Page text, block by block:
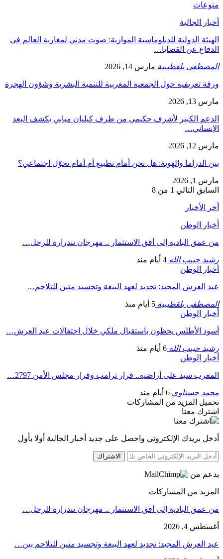
منوعات
أخبار الجالية
الهيئة الدولية للدبلوماسية الموازية: صوت مدني لمغاربة العالم في
الدفاع عن القضايا…
المصطفى بلقطيبية مارس 14, 2026
ورقة تعريفية حول الجمعية المغربية للتنمية البشرية وشؤون الهجرة
مارس 13, 2026
الدعم الكبير لأشرف حكيمي من طرف كيليان مبابي يكشف البعد
الإنساني…
مارس 12, 2026
بين الدراما والهوية: هل نحن أمام تطبيع أم أمام تحوّل اجتماعي؟
مارس 1, 2026
السابق التالي 1 من 8
أخر الأخبار
أخبار الوطن
من عمق البادية إلى أفق الاستثمار .. مهرجان تندرارة للرحل…
رشيد حبيب الله 4 أيام منذ
أخبار الوطن
عيد العرش المجيد: تجديد لعهد البيعة وتجسيد متين للتلاحم…
المصطفى بلقطيبية 5 أيام منذ
أخبار الوطن
أسود الأطلس يحظون باستقبال ملكي خلال احتفالات عيد العرش…
رشيد حبيب الله 6 أيام منذ
أخبار الوطن
المغرب سيد على أراضيه.. قرار ترامب وقرار مجلس الأمن 2797…
محمد حسناوي 6 أيام منذ
تحميل المزيد من المشاركات
اشترك معنا
أدخل بريدك الإلكتروني واحصل على جديد أخبار الجالية أولا بأول
الاشتراك
بدعم من
المزيد من المشاركات
من عمق البادية إلى أفق الاستثمار .. مهرجان تندرارة للرحل…
أغسطس 4, 2026
عيد العرش المجيد: تجديد لعهد البيعة وتجسيد متين للتلاحم بين…